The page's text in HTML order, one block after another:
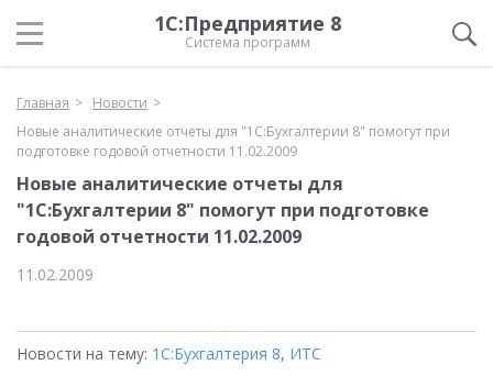
1С:Предприятие 8
Система программ
Главная
Новости
Новые аналитические отчеты для "1С:Бухгалтерии 8" помогут при
подготовке годовой отчетности 11.02.2009
Новые аналитические отчеты для
"1С:Бухгалтерии 8" помогут при подготовке
годовой отчетности 11.02.2009
11.02.2009
Новости на тему: 1С:Бухгалтерия 8, ИТС